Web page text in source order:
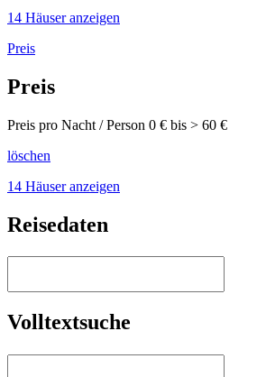
14 Häuser anzeigen
Preis
Preis
Preis pro Nacht / Person 0 € bis > 60 €
löschen
14 Häuser anzeigen
Reisedaten
Volltextsuche